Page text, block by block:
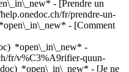
- [Prendre un
fr/prendre-un-
- [Comment
*open\_in\_new* -
small.png) #### Site web [Voir le site *open\_in\_new*](https://www.gynaekologie-im-spiicher.ch/) ![Icône bulle de dialogue annonçant la section FAQ](https://www.onedoc.ch/assets/images/icons/faq.svg) ### FAQ *expand\_more* *keyboard\_arrow\_right* ## Quelle est l'adresse de Dr. med. Christina Petrakis Sze? Dr. med. Christina Petrakis Sze reçoit des patients à Dällikerstrasse 15, 8105 Regensdorf. * * * *keyboard\_arrow\_right* ## Quelles sont les langues parlées par Dr. med. Christina Petrakis Sze? Dr. med. Christina Petrakis Sze propose des consultations en allemand, anglais, italien, grec et français. * * * *keyboard\_arrow\_right* ## Quels sont les horaires de consultation de Dr. med. Christina Petrakis Sze? Les horaires de consultation de Dr. med. Christina Petrakis Sze sont: - #### [Gynäkologie Im Spiicher](https://www.onedoc.ch/fr/cabinet-medical/regensdorf/ewks/gynakologie-im-spiicher) : Dällikerstrasse 15, 8105 Regensdorf - Le lundi de 08:00 à 12:00 et de 13:30 à 17:00 - Le mardi de 08:00 à 12:00 et de 13:30 à 17:00 - Le mercredi fermé - Le jeudi de 08:00 à 12:00 et de 13:30 à 17:00 - Le vendredi de 08:00 à 12:00 et de 13:30 à 16:30 - Le samedi fermé - Le dimanche fermé * * * *keyboard\_arrow\_right* ## Quel est le site web de Dr. med. Christina Petrakis Sze? Vous pouvez consulter le site web de Dr. med. Christina Petrakis Sze à l'adresse suivante: [https://www.gynaekologie-im-sp... *open\_in\_new*](https://www.gynaekologie-im-spiicher.ch/) . * * * *keyboard\_arrow\_right* ## Quel est le numéro de téléphone de Dr. med. Christina Petrakis Sze? Le numéro de téléphone de Dr. med. Christina Petrakis Sze est [044 840 04 50](tel:+41448400450). * * * *keyboard\_arrow\_right* ## Est-ce que Dr. med. Christina Petrakis Sze accepte les nouveaux patients? Oui, Dr. med. Christina Petrakis Sze accepte les nouveaux patients. Pour prendre rendez-vous, les nouveaux patients peuvent facilement réserver en ligne via OneDoc. * * * *keyboard\_arrow\_right* ## Quelles sont les spécialités de Dr. med. Christina Petrakis Sze? Dr. med. Christina Petrakis Sze est spécialiste en [gynécologie et obstétrique](https://www.onedoc.ch/fr/gynecologue-obstetricien/regensdorf) et [médecine esthétique](https://www.onedoc.ch/fr/specialiste-en-medecine-esthetique/regensdorf) à Regensdorf. * * * *keyboard\_arrow\_right* ## Quelles sont les expertises de Dr. med. Christina Petrakis Sze? Les expertises de Dr. med. Christina Petrakis Sze à Regensdorf sont: [Dépistage du HPV | Frottis](https://www.onedoc.ch/fr/depistage-du-hpv-frottis/regensdorf), [Contraception](https://www.onedoc.ch/fr/contraception/regensdorf), [Procréation médicalement assistée | PMA](https://www.onedoc.ch/fr/procreation-medicalement-assistee-pma/regensdorf) et [Contraception d'urgence](https://www.onedoc.ch/fr/contraception-d-urgence/regensdorf). * * * *keyboard\_arrow\_right*